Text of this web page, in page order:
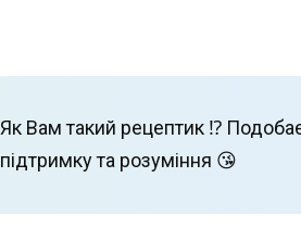
Як Вам такий рецептик ⁉️
підтримку та розуміння 😘